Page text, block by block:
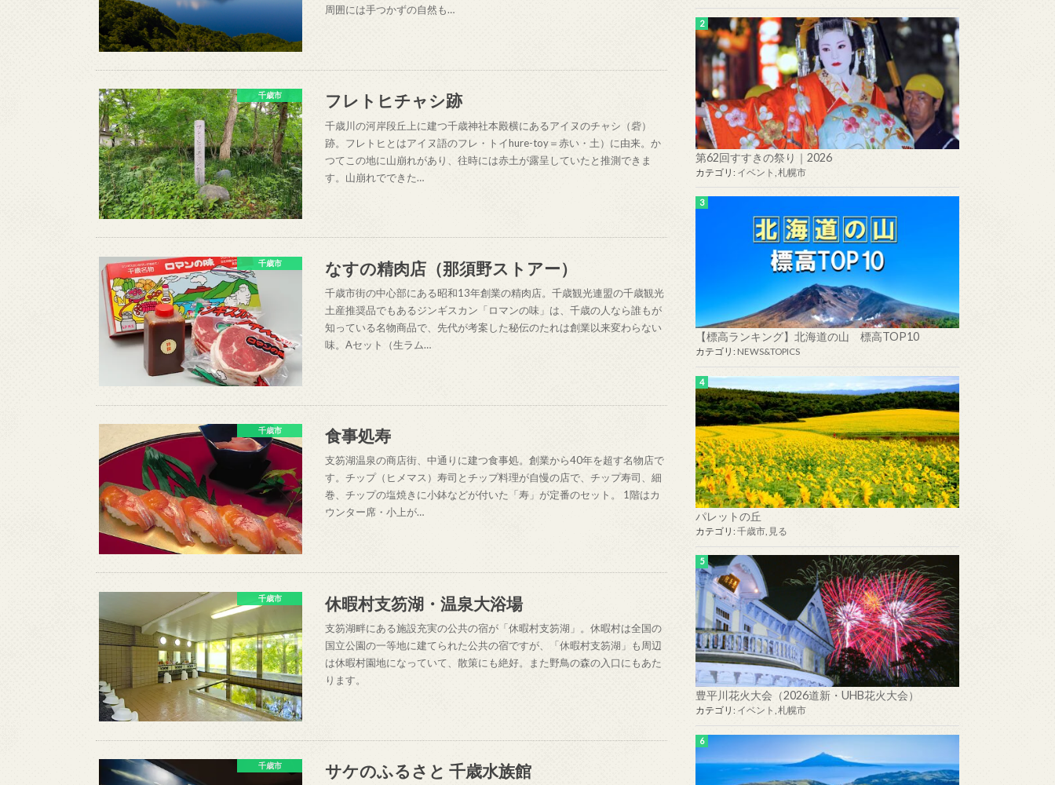
周囲には手つかずの自然も…
千歳市 フレトヒチャシ跡
千歳川の河岸段丘上に建つ千歳神社本殿横にあるアイヌのチャシ（砦）
跡。フレトヒとはアイヌ語のフレ・トイhure-toy＝赤い・土）に由来。か
つてこの地に山崩れがあり、往時には赤土が露呈していたと推測できま
す。山崩れでできた…
千歳市 なすの精肉店（那須野ストアー）
千歳市街の中心部にある昭和13年創業の精肉店。千歳観光連盟の千歳観光
土産推奨品でもあるジンギスカン「ロマンの味」は、千歳の人なら誰もが
知っている名物商品で、先代が考案した秘伝のたれは創業以来変わらない
味。Aセット（生ラム…
千歳市 食事処寿
支笏湖温泉の商店街、中通りに建つ食事処。創業から40年を超す名物店で
す。チップ（ヒメマス）寿司とチップ料理が自慢の店で、チップ寿司、細
巻、チップの塩焼きに小鉢などが付いた「寿」が定番のセット。 1階はカ
ウンター席・小上が…
千歳市 休暇村支笏湖・温泉大浴場
支笏湖畔にある施設充実の公共の宿が「休暇村支笏湖」。休暇村は全国の
国立公園の一等地に建てられた公共の宿ですが、「休暇村支笏湖」も周辺
は休暇村園地になっていて、散策にも絶好。また野鳥の森の入口にもあた
ります。
千歳市 サケのふるさと 千歳水族館
第62回すすきの祭り｜2026
カテゴリ: イベント 札幌市
【標高ランキング】北海道の山 標高TOP10
カテゴリ: NEWS&TOPICS
パレットの丘
カテゴリ: 千歳市 見る
豊平川花火大会（2026道新・UHB花火大会）
カテゴリ: イベント 札幌市